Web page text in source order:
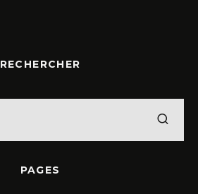
RECHERCHER
PAGES